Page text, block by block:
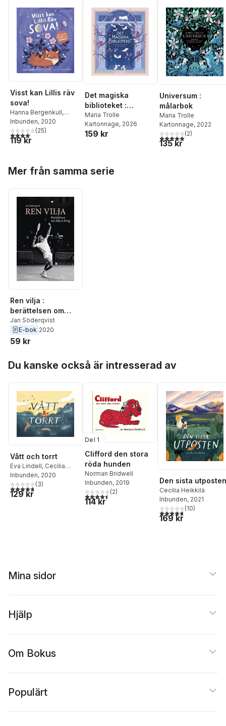
Visst kan Lillis räv
sova!
Hanna Bergenkull,
Maria Trolle
Inbunden, 2020
4,1utav 5 stjärnor. Totalt antal röster:
(25)
119 kr
Det magiska
biblioteket :
Målarbok
Maria Trolle
Kartonnage, 2026
159 kr
Universum :
målarbok
Maria Trolle
Kartonnage, 2022
5,0utav 5 stjärnor.
(2)
135 kr
Mer från samma serie
Ren vilja :
berättelsen om
Björn Borg
Jan Söderqvist
E-bok 2020
59 kr
Du kanske också är intresserad av
Vått och torrt
Eva Lindell, Cecilia
Heikkilä
Inbunden, 2020
4,7utav 5 stjärnor. Totalt antal röster:
(3)
129 kr
Del 1
Clifford den stora
röda hunden
Norman Bridwell
Inbunden, 2019
4,5utav 5 stjärnor. Totalt antal röster:
(2)
114 kr
Den sista utposten
Cecilia Heikkilä
Inbunden, 2021
4,7utav 5 stjärnor.
(10)
169 kr
Mina sidor
Hjälp
Om Bokus
Populärt